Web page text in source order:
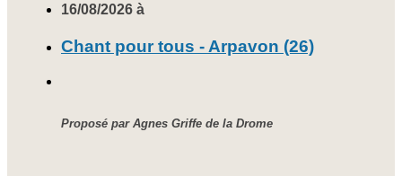
16/08/2026 à
Chant pour tous - Arpavon (26)
Proposé par Agnes Griffe de la Drome